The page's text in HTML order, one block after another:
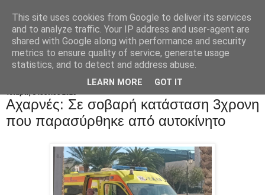
Αχαρνές: Σε σοβαρή κατάσταση 3χρονη
που παρασύρθηκε από αυτοκίνητο
This site uses cookies from Google to deliver its services
and to analyze traffic. Your IP address and user-agent are
shared with Google along with performance and security
metrics to ensure quality of service, generate usage
statistics, and to detect and address abuse.
LEARN MORE GOT IT